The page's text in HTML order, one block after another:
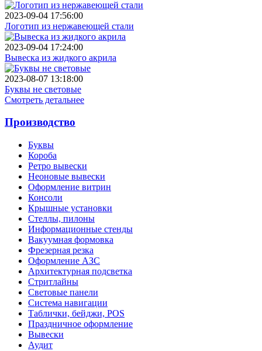
2023-09-04 17:56:00
Логотип из нержавеющей стали
2023-09-04 17:24:00
Вывеска из жидкого акрила
2023-08-07 13:18:00
Буквы не световые
Смотреть детальнее
Производство
Буквы
Короба
Ретро вывески
Неоновые вывески
Оформление витрин
Консоли
Крышные установки
Стеллы, пилоны
Информационные стенды
Вакуумная формовка
Фрезерная резка
Оформление АЗС
Архитектурная подсветка
Стритлайны
Cветовые панели
Система навигации
Таблички, бейджи, POS
Праздничное оформление
Вывески
Аудит